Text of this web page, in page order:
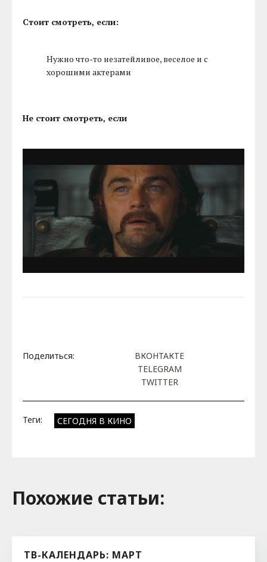
Стоит смотреть, если:
Нужно что-то незатейливое, веселое и с
хорошими актерами
Не стоит смотреть, если
Поделиться:
ВКОНТАКТЕ
TELEGRAM
TWITTER
Теги: СЕГОДНЯ В КИНО
Похожие cтатьи:
ТВ-КАЛЕНДАРЬ: МАРТ